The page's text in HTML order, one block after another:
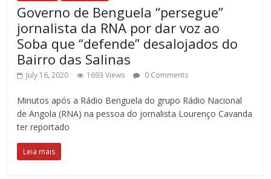
Governo de Benguela “persegue”
jornalista da RNA por dar voz ao
Soba que “defende” desalojados do
Bairro das Salinas
July 16, 2020 1693 Views 0 Comments
Minutos após a Rádio Benguela do grupo Rádio Nacional
de Angola (RNA) na pessoa do jornalista Lourenço Cavanda
ter reportado
Leia mais